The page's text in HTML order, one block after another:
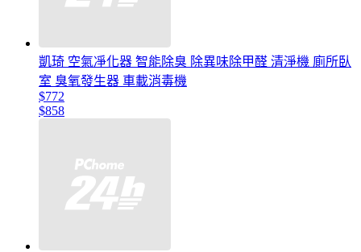
凱琦 空氣凈化器 智能除臭 除異味除甲醛 清淨機 廁所臥
室 臭氧發生器 車載消毒機
$772
$858